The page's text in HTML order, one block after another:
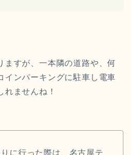
ますが、一本隣の道路や、何
インパーキングに駐車し電車
れませんね！
に行った際は、名古屋テ